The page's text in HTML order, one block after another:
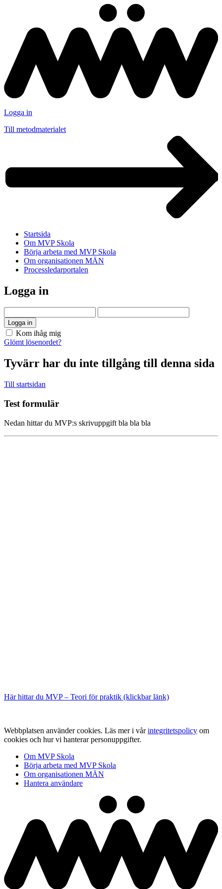
Logga in
Till metodmaterialet
Startsida
Om MVP Skola
Börja arbeta med MVP Skola
Om organisationen MÄN
Processledarportalen
Logga in
Kom ihåg mig
Glömt lösenordet?
Tyvärr har du inte tillgång till denna sida
Till startsidan
Test formulär
Nedan hittar du MVP:s skrivuppgift bla bla bla
Här hittar du MVP – Teori för praktik (klickbar länk)
Webbplatsen använder cookies. Läs mer i vårintegritetspolicy om
cookies och hur vi hanterar personuppgifter.
Om MVP Skola
Börja arbeta med MVP Skola
Om organisationen MÄN
Hantera användare